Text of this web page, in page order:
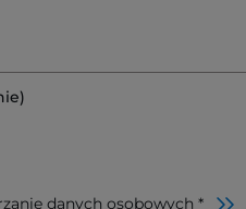
danych osobowych *